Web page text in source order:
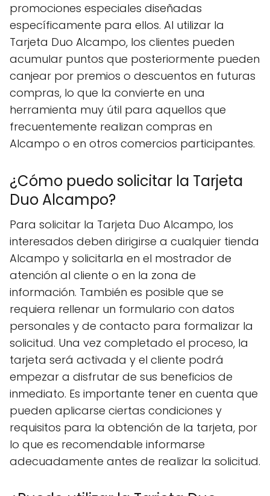
promociones especiales diseñadas
específicamente para ellos. Al utilizar la
Tarjeta Duo Alcampo, los clientes pueden
acumular puntos que posteriormente pueden
canjear por premios o descuentos en futuras
compras, lo que la convierte en una
herramienta muy útil para aquellos que
frecuentemente realizan compras en
Alcampo o en otros comercios participantes.
¿Cómo puedo solicitar la Tarjeta
Duo Alcampo?
Para solicitar la Tarjeta Duo Alcampo, los
interesados deben dirigirse a cualquier tienda
Alcampo y solicitarla en el mostrador de
atención al cliente o en la zona de
información. También es posible que se
requiera rellenar un formulario con datos
personales y de contacto para formalizar la
solicitud. Una vez completado el proceso, la
tarjeta será activada y el cliente podrá
empezar a disfrutar de sus beneficios de
inmediato. Es importante tener en cuenta que
pueden aplicarse ciertas condiciones y
requisitos para la obtención de la tarjeta, por
lo que es recomendable informarse
adecuadamente antes de realizar la solicitud.